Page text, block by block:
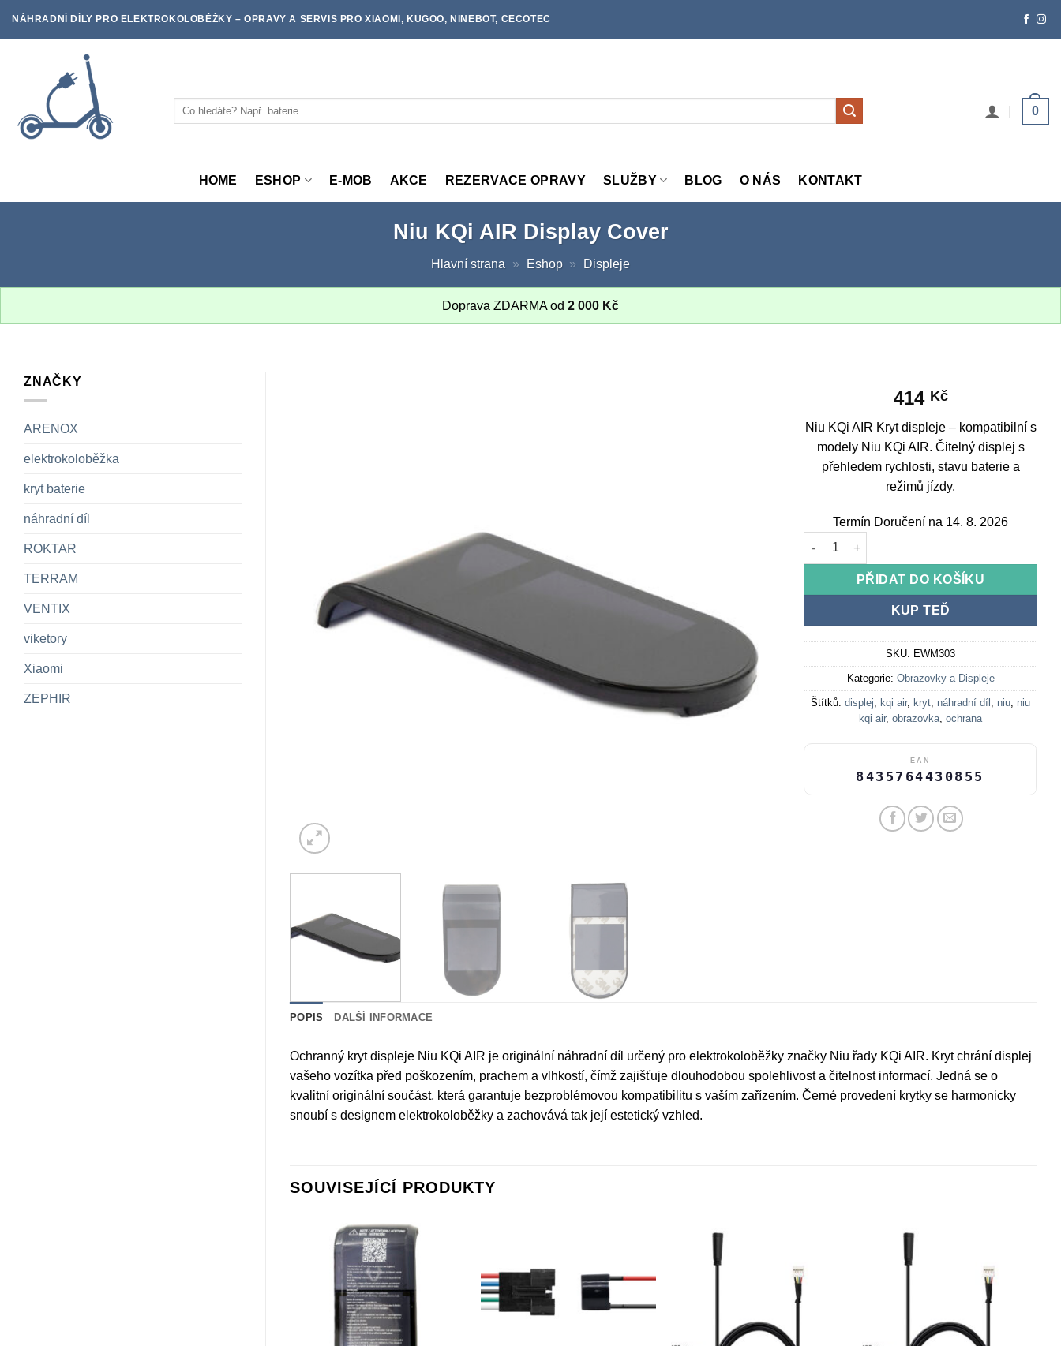
NÁHRADNÍ DÍLY PRO ELEKTROKOLOBĚŽKY – OPRAVY A SERVIS PRO XIAOMI, KUGOO, NINEBOT, CECOTEC
Hledat: 0
HOME ESHOP E-MOB AKCE REZERVACE OPRAVY SLUŽBY BLOG O NÁS KONTAKT
Niu KQi AIR Display Cover
Hlavní strana » Eshop » Displeje
Doprava ZDARMA od 2 000 Kč
ZNAČKY
ARENOX
elektrokoloběžka
kryt baterie
náhradní díl
ROKTAR
TERRAM
VENTIX
viketory
Xiaomi
ZEPHIR
414 Kč
Niu KQi AIR Kryt displeje – kompatibilní s
modely Niu KQi AIR. Čitelný displej s
přehledem rychlosti, stavu baterie a
režimů jízdy.
Termín Doručení na 14. 8. 2026
Niu KQi AIR Display Cover množství
PŘIDAT DO KOŠÍKU
KUP TEĎ
SKU: EWM303
Kategorie: Obrazovky a Displeje
Štítků:displej, kqi air, kryt, náhradní díl , niu, niu
kqi air,obrazovka,ochrana
EAN
8435764430855
POPIS DALŠÍ INFORMACE
Ochranný kryt displeje Niu KQi AIR je originální náhradní díl určený pro elektrokoloběžky značky Niu řady KQi AIR. Kryt chrání displej
vašeho vozítka před poškozením, prachem a vlhkostí, čímž zajišťuje dlouhodobou spolehlivost a čitelnost informací. Jedná se o
kvalitní originální součást, která garantuje bezproblémovou kompatibilitu s vaším zařízením. Černé provedení krytky se harmonicky
snoubí s designem elektrokoloběžky a zachovává tak její estetický vzhled.
SOUVISEJÍCÍ PRODUKTY